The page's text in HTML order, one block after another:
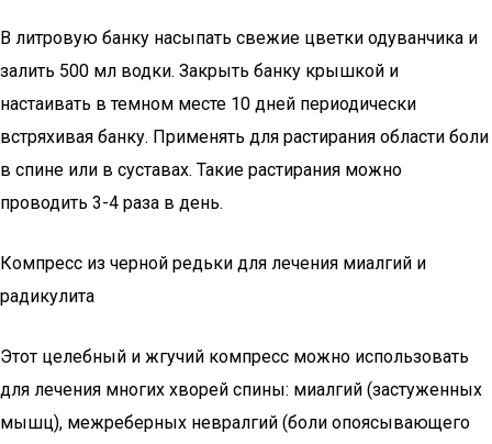
В литровую банку насыпать свежие цветки одуванчика и
залить 500 мл водки. Закрыть банку крышкой и
настаивать в темном месте 10 дней периодически
встряхивая банку. Применять для растирания области боли
в спине или в суставах. Такие растирания можно
проводить 3-4 раза в день.
Компресс из черной редьки для лечения миалгий и
радикулита
Этот целебный и жгучий компресс можно использовать
для лечения многих хворей спины: миалгий (застуженных
мышц), межреберных невралгий (боли опоясывающего